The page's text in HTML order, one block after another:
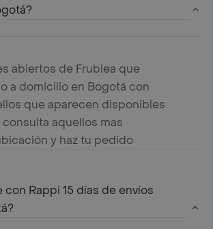
abiertos de Frublea que
a domicilio en Bogotá con
que aparecen disponibles
aquellos mas
y haz tu pedido
con Rappi 15 días de envíos